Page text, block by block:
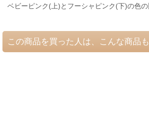
ベビーピンク(上)とフーシャピンク(下)の色の
この商品を買った人は、こんな商品